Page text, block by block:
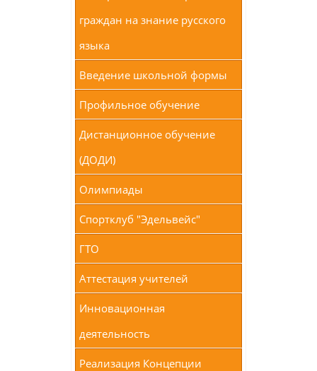
граждан на знание русского
языка
Введение школьной формы
Профильное обучение
Дистанционное обучение
(ДОДИ)
Олимпиады
Спортклуб "Эдельвейс"
ГТО
Аттестация учителей
Инновационная
деятельность
Реализация Концепции